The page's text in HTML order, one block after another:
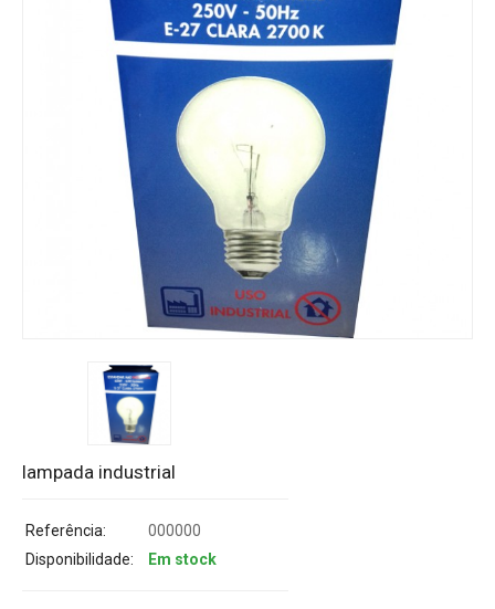
lampada industrial
Referência:
000000
Disponibilidade:
Em stock